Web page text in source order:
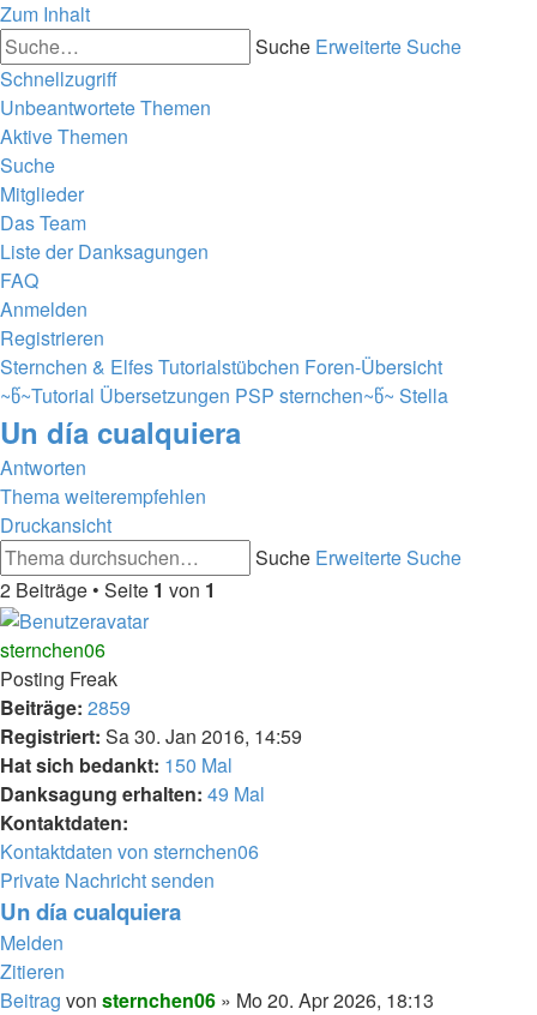
Zum Inhalt
Suche Erweiterte Suche
Schnellzugriff
Unbeantwortete Themen
Aktive Themen
Suche
Mitglieder
Das Team
Liste der Danksagungen
FAQ
Anmelden
Registrieren
Sternchen & Elfes Tutorialstübchen Foren-Übersicht
~წ~Tutorial Übersetzungen PSP sternchen~წ~ Stella
Un día cualquiera
Antworten
Thema weiterempfehlen
Druckansicht
Suche Erweiterte Suche
2 Beiträge • Seite 1 von 1
sternchen06
Posting Freak
Beiträge: 2859
Registriert: Sa 30. Jan 2016, 14:59
Hat sich bedankt: 150 Mal
Danksagung erhalten: 49 Mal
Kontaktdaten:
Kontaktdaten von sternchen06
Private Nachricht senden
Un día cualquiera
Melden
Zitieren
Beitrag von sternchen06 » Mo 20. Apr 2026, 18:13